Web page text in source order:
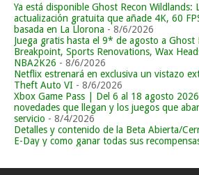
Ya está disponible Ghost Recon Wildlands:
actualización gratuita que añade 4K, 60
basada en La Llorona - 8/6/2026
Juega gratis hasta el 9* de agosto a Ghost
Breakpoint, Sports Renovations, Wax
NBA2K26 - 8/6/2026
Netflix estrenará en exclusiva un vistazo
Theft Auto VI - 8/6/2026
Xbox Game Pass | Del 6 al 18 agosto
novedades que llegan y los juegos que
servicio - 8/4/2026
Detalles y contenido de la Beta Abierta/
E-Day y como ganar todas sus